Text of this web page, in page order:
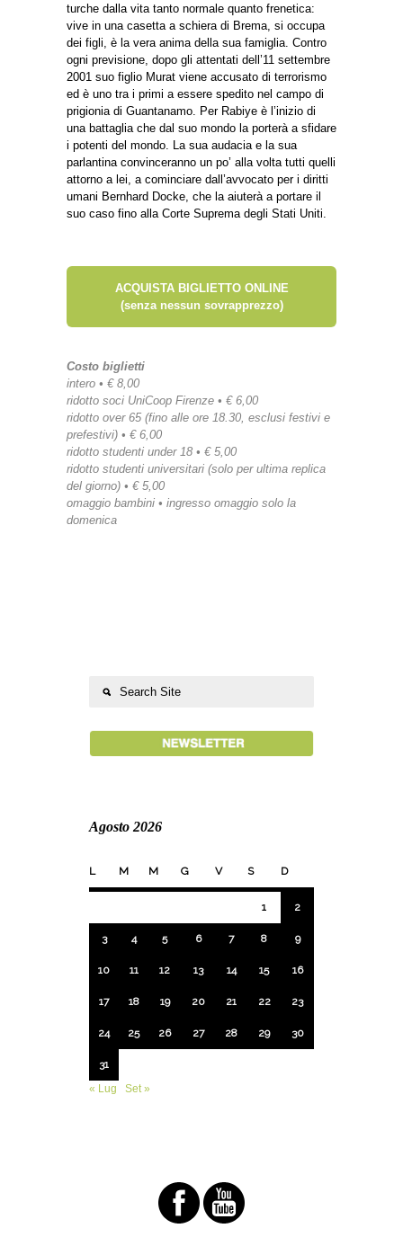
turche dalla vita tanto normale quanto frenetica:
vive in una casetta a schiera di Brema, si occupa
dei figli, è la vera anima della sua famiglia. Contro
ogni previsione, dopo gli attentati dell’11 settembre
2001 suo figlio Murat viene accusato di terrorismo
ed è uno tra i primi a essere spedito nel campo di
prigionia di Guantanamo. Per Rabiye è l’inizio di
una battaglia che dal suo mondo la porterà a sfidare
i potenti del mondo. La sua audacia e la sua
parlantina convinceranno un po’ alla volta tutti quelli
attorno a lei, a cominciare dall’avvocato per i diritti
umani Bernhard Docke, che la aiuterà a portare il
suo caso fino alla Corte Suprema degli Stati Uniti.
ACQUISTA BIGLIETTO ONLINE
(senza nessun sovrapprezzo)
Costo biglietti
intero • € 8,00
ridotto soci UniCoop Firenze • € 6,00
ridotto over 65 (fino alle ore 18.30, esclusi festivi e
prefestivi) • € 6,00
ridotto studenti under 18 • € 5,00
ridotto studenti universitari (solo per ultima replica
del giorno) • € 5,00
omaggio bambini • ingresso omaggio solo la
domenica
Agosto 2026
L M M G V S D
1 2
3 4 5 6 7 8 9
10 11 12 13 14 15 16
17 18 19 20 21 22 23
24 25 26 27 28 29 30
31
« Lug
Set »